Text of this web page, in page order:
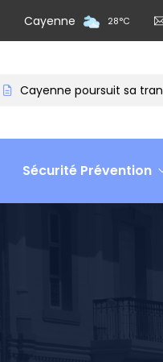
Cayenne 28°C
Cayenne poursuit sa
Sécurité Prévention